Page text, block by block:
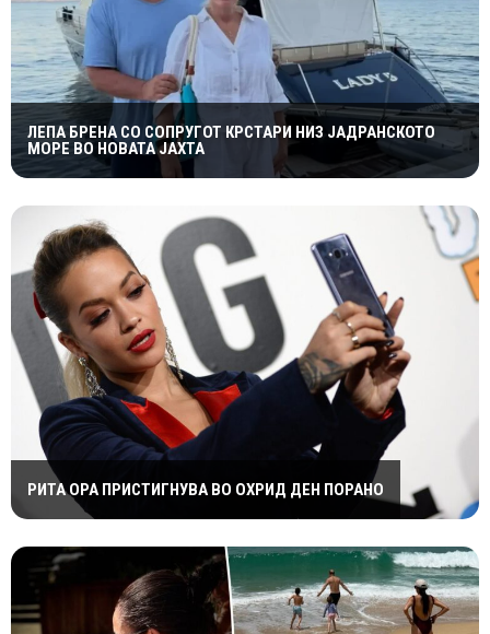
ЛЕПА БРЕНА СО СОПРУГОТ КРСТАРИ НИЗ ЈАДРАНСКОТО
МОРЕ ВО НОВАТА ЈАХТА
РИТА ОРА ПРИСТИГНУВА ВО ОХРИД ДЕН ПОРАНО